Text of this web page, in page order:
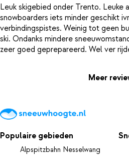
Leuk skigebied onder Trento. Leuke
snowboarders iets minder geschikt
verbindingspistes. Weinig tot geen
ski. Ondanks mindere
Meer
Populaire gebieden
Alpspitzbahn Nesselwang